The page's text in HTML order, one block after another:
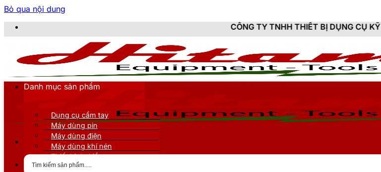
Bỏ qua nội dung
CÔNG TY TNHH THIẾT BỊ DỤNG CỤ KỸ THUẬT
Danh mục sản phẩm
Dụng cụ cầm tay
Máy dùng pin
Máy dùng điện
Máy dùng khí nén
Thiết bị đo kiểm
Thiết bị nâng đỡ